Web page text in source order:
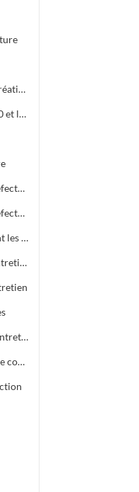
Révision du P.O.S. : Arrêté préfectoral 92.00338 portant création d'utilité publique projet à 2x2 voies R.N.106 entre Alès et Boucoiran
Avant projet Rocade Sud : liaison routière entre la R.N. 110 et la R.N. 106
P.O.S. partiel Centre Nord et Est, approuvé par la Sous-Préfecture
P.O.S. partiel Centre Nord et Est, approuvé par la Sous-Préfecture
Compagnie Houillère de Bessèges : Règlements concernant les ouvriers
H.B.C. Direction des travaux du jour : Etat, consignes et entretien des machines d'extraction
Machines d'extraction : Secteur Nord : Etat, consignes et entretien
Extrait du règlement général sur l'exploitation des mines de combustibles : décret du 13 août 1911 modifié en mai 1931